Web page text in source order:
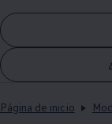
Página de inicio